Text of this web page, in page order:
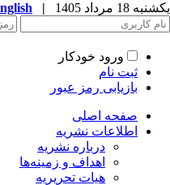
18 مرداد 1405 |
English
ورود خودکار
ثبت نام
بازیابی رمز عبور
صفحه اصلی
اطلاعات نشریه
درباره نشریه
اهداف و زمینه‌ها
هیات تحریریه